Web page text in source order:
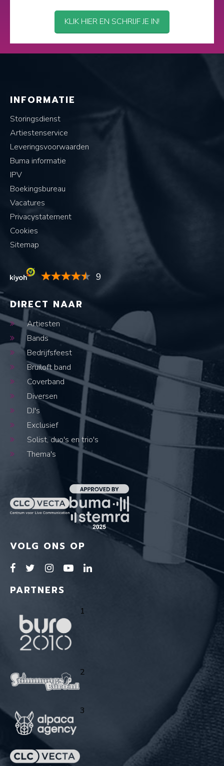
KLIK HIER EN SCHRIJF JE IN!
INFORMATIE
Storingsdienst
Artiestenservice
Leveringsvoorwaarden
Buma informatie
IPV
Boekingsbureau
Vacatures
Privacystatement
Cookies
Sitemap
9
DIRECT NAAR
Artiesten
Bands
Bedrijfsfeest
Bruiloft band
Coverband
Diversen
DJ's
Exclusief
Solist, duo's en trio's
Thema's
VOLG ONS OP
PARTNERS
1
2
3